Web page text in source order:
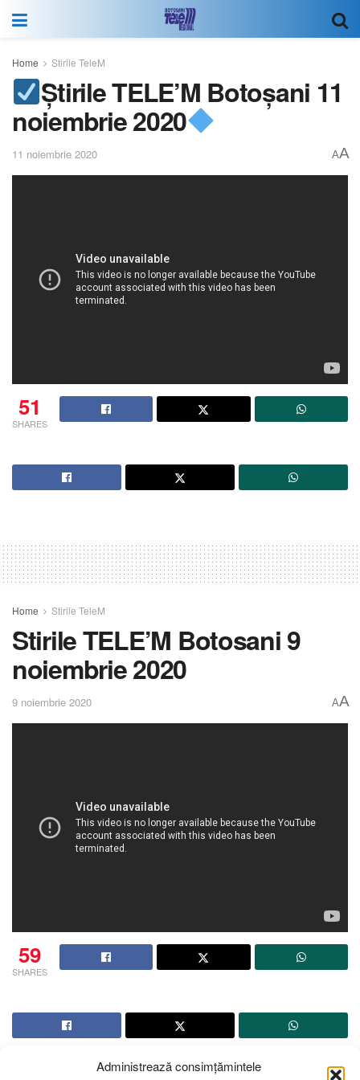
Administrează consimțămintele
Home Stirile TeleM
Știrile TELE’M Botoșani 11
noiembrie 2020
11 noiembrie 2020 AA
51
SHARES
Home Stirile TeleM
Stirile TELE’M Botosani 9
noiembrie 2020
9 noiembrie 2020 AA
59
SHARES